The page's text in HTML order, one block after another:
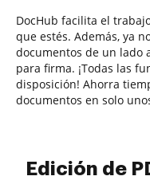
DocHub facilita el
que estés. Además, ya
documentos de un lado
para firma. ¡Todas las
disposición! Ahorra
documentos en solo
Edición de